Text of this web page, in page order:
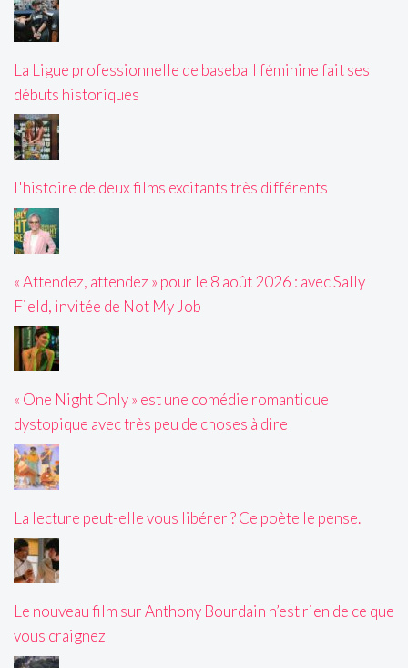
La Ligue professionnelle de baseball féminine fait ses
débuts historiques
L'histoire de deux films excitants très différents
« Attendez, attendez » pour le 8 août 2026 : avec Sally
Field, invitée de Not My Job
« One Night Only » est une comédie romantique
dystopique avec très peu de choses à dire
La lecture peut-elle vous libérer ? Ce poète le pense.
Le nouveau film sur Anthony Bourdain n’est rien de ce que
vous craignez